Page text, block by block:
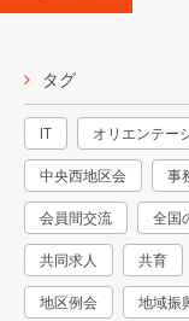
タグ
IT オリエンテー
中央西地区会 事
会員間交流 全国
共同求人 共育
地区例会 地域振